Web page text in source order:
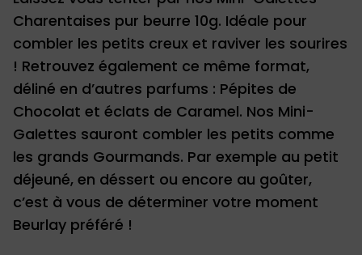
Charentaises pur beurre 10g. Idéale pour
combler les petits creux et raviver les sourires
! Retrouvez également ce même format,
déliné en d’autres parfums : Pépites de
Chocolat et éclats de Caramel. Nos Mini-
Galettes sauront combler les petits comme
les grands Gourmands. Par exemple au petit
déjeuné, en déssert ou encore au goûter,
c’est à vous de déterminer votre moment
Beurlay préféré !